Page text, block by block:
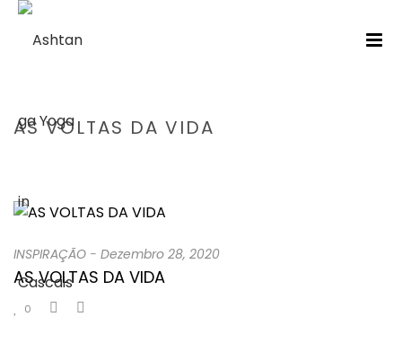
AS VOLTAS DA VIDA
INSPIRAÇÃO - Dezembro 28, 2020
AS VOLTAS DA VIDA
0